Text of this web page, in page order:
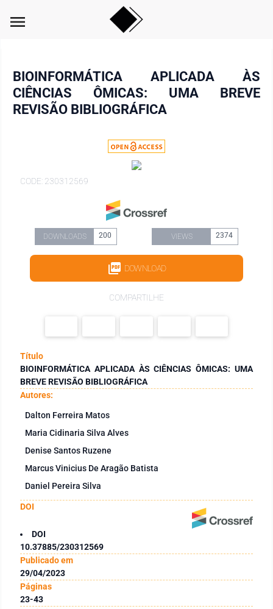
menu
BIOINFORMÁTICA APLICADA ÀS
CIÊNCIAS ÔMICAS: UMA BREVE
REVISÃO BIBLIOGRÁFICA
CODE: 230312569
DOWNLOADS 200 VIEWS 2374
DOWNLOAD
COMPARTILHE
Título
BIOINFORMÁTICA APLICADA ÀS CIÊNCIAS ÔMICAS: UMA
BREVE REVISÃO BIBLIOGRÁFICA
Autores:
Dalton Ferreira Matos
Maria Cidinaria Silva Alves
Denise Santos Ruzene
Marcus Vinicius De Aragão Batista
Daniel Pereira Silva
DOI
DOI
10.37885/230312569
Publicado em
29/04/2023
Páginas
23-43